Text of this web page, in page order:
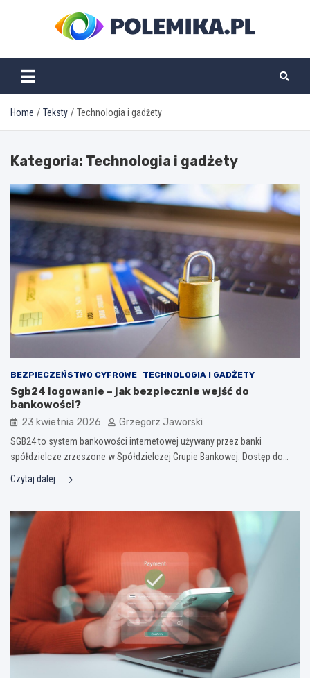
polemika.pl
Home Teksty Technologia i gadżety
Kategoria: Technologia i gadżety
BEZPIECZEŃSTWO CYFROWE TECHNOLOGIA I GADŻETY
Sgb24 logowanie – jak bezpiecznie wejść do
bankowości?
23 kwietnia 2026 Grzegorz Jaworski
SGB24 to system bankowości internetowej używany przez banki
spółdzielcze zrzeszone w Spółdzielczej Grupie Bankowej. Dostęp do…
Czytaj dalej